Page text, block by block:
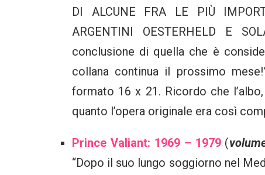
DI ALCUNE FRA LE PIÙ
ARGENTINI OESTERHELD E
conclusione di quella che è
collana continua il prossimo
formato 16 x 21. Ricordo che
quanto l’opera originale era così
Prince Valiant: 1969 – 1979(
“Dopo il suo lungo soggiorno nel